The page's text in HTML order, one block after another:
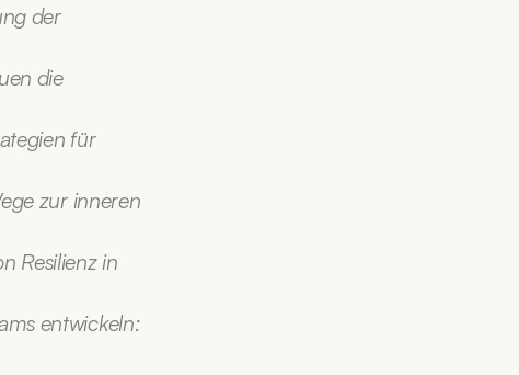
der
die
für
zur inneren
Resilienz in
entwickeln: